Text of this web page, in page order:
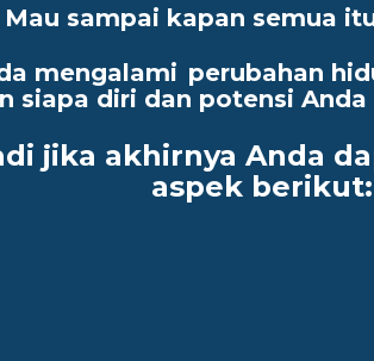
Mau sampai kapan semua
mengalami perubahan
siapa diri dan potensi Anda
jika akhirnya Anda
aspek berikut: